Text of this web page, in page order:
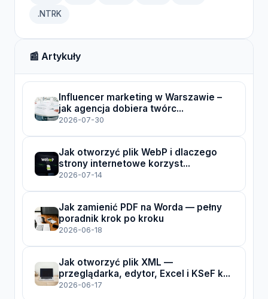
.NTRK
📰 Artykuły
Influencer marketing w Warszawie –
jak agencja dobiera twórc...
2026-07-30
Jak otworzyć plik WebP i dlaczego
strony internetowe korzyst...
2026-07-14
Jak zamienić PDF na Worda — pełny
poradnik krok po kroku
2026-06-18
Jak otworzyć plik XML —
przeglądarka, edytor, Excel i KSeF k...
2026-06-17